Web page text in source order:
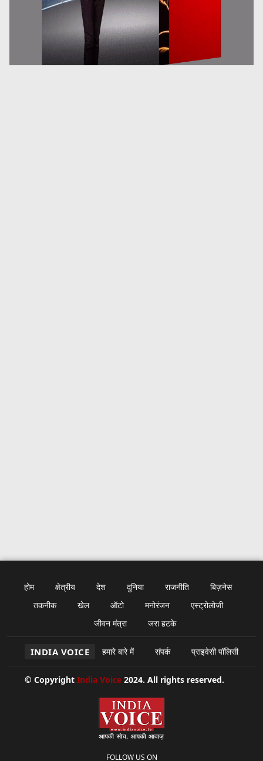
होम क्षेत्रीय देश दुनिया राजनीति
बिज़नेस
तकनीक
खेल ऑटो मनोरंजन
एस्ट्रोलोजी
जीवन मंत्रा
जरा हटके
INDIA VOICE हमारे बारे में संपर्क प्राइवेसी पॉलिसी
© Copyright India Voice 2024. All rights reserved.
FOLLOW US ON